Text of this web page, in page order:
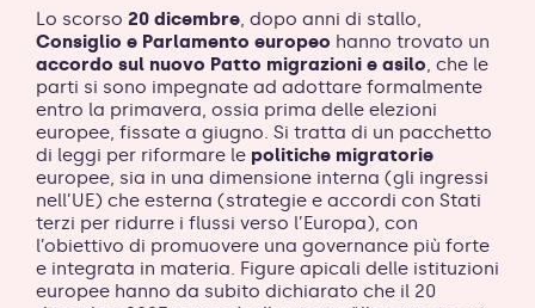
Lo scorso 20 dicembre, dopo anni di stallo,
Consiglio e Parlamento europeo hanno trovato un
accordo sul nuovo Patto migrazioni e asilo, che le
parti si sono impegnate ad adottare formalmente
entro la primavera, ossia prima delle elezioni
europee, fissate a giugno. Si tratta di un pacchetto
di leggi per riformare le politiche migratorie
europee, sia in una dimensione interna (gli ingressi
nell’UE) che esterna (strategie e accordi con Stati
terzi per ridurre i flussi verso l’Europa), con
l’obiettivo di promuovere una governance più forte
e integrata in materia. Figure apicali delle istituzioni
europee hanno da subito dichiarato che il 20